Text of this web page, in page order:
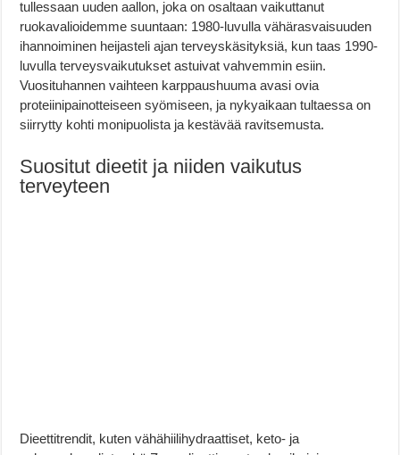
tullessaan uuden aallon, joka on osaltaan vaikuttanut
ruokavalioidemme suuntaan: 1980-luvulla vähärasvaisuuden
ihannoiminen heijasteli ajan terveyskäsityksiä, kun taas 1990-
luvulla terveysvaikutukset astuivat vahvemmin esiin.
Vuosituhannen vaihteen karppaushuuma avasi ovia
proteiinipainotteiseen syömiseen, ja nykyaikaan tultaessa on
siirrytty kohti monipuolista ja kestävää ravitsemusta.
Suositut dieetit ja niiden vaikutus
terveyteen
Dieettitrendit, kuten vähähiilihydraattiset, keto- ja